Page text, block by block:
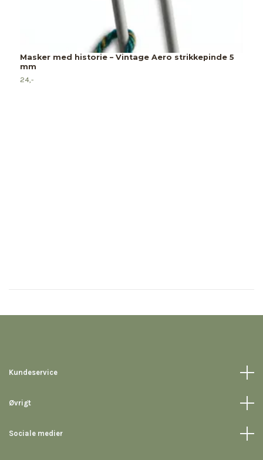
Masker med historie – Vintage Aero strikkepinde 5
mm
24,-
Kundeservice
Øvrigt
Sociale medier